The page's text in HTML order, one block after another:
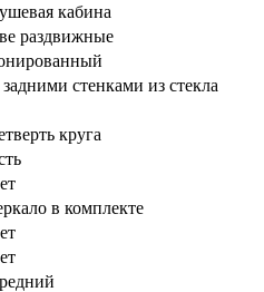
кабина
раздвижные
стенками из стекла
круга
в комплекте